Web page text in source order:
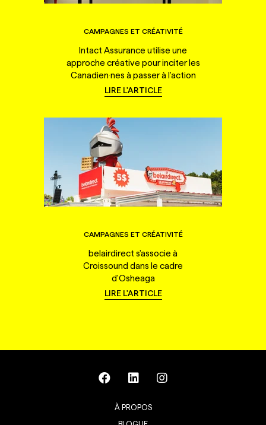
CAMPAGNES ET CRÉATIVITÉ
Intact Assurance utilise une
approche créative pour inciter les
Canadien·nes à passer à l'action
LIRE L'ARTICLE
CAMPAGNES ET CRÉATIVITÉ
belairdirect s'associe à
Croissound dans le cadre
d'Osheaga
LIRE L'ARTICLE
À PROPOS